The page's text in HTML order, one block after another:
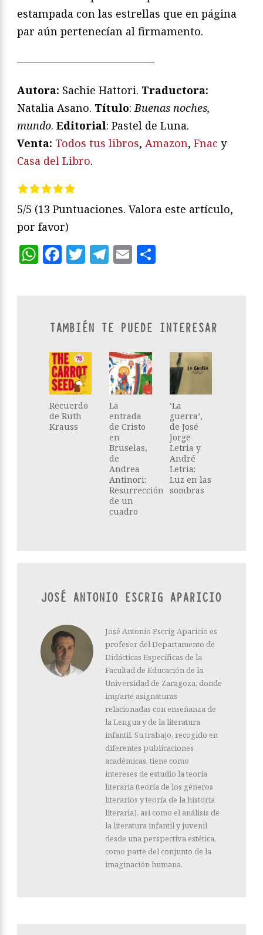
estampada con las estrellas que en página
par aún pertenecían al firmamento.
—————————————
Autora: Sachie Hattori. Traductora:
Natalia Asano. Título:Buenas noches,
mundo. Editorial: Pastel de Luna.
Venta: Todos tus libros, Amazon, Fnac y
Casa del Libro.
5/5 (13 Puntuaciones. Valora este artículo,
por favor)
WhatsApp
Facebook
Twitter
Telegram
Email
TAMBIÉN TE PUEDE INTERESAR
Recuerdo
de Ruth
Krauss
La
entrada
de Cristo
en
Bruselas,
de
Andrea
Antinori:
Resurrección
de un
cuadro
‘La
guerra’,
de José
Jorge
Letria y
André
Letria:
Luz en las
sombras
JOSÉ ANTONIO ESCRIG APARICIO
José Antonio Escrig Aparicio es
profesor del Departamento de
Didácticas Específicas de la
Facultad de Educación de la
Universidad de Zaragoza, donde
imparte asignaturas
relacionadas con enseñanza de
la Lengua y de la literatura
infantil. Su trabajo, recogido en
diferentes publicaciones
académicas, tiene como
intereses de estudio la teoría
literaria (teoría de los géneros
literarios y teoría de la historia
literaria), así como el análisis de
la literatura infantil y juvenil
desde una perspectiva estética,
como parte del conjunto de la
imaginación humana.